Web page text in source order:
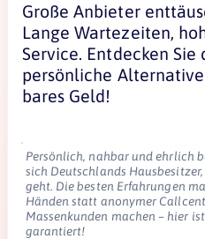
Große Anbieter
Lange Wartezeiten,
Service. Entdecken Sie
persönliche
bares Geld!
Persönlich, nahbar und ehrlich
sich Deutschlands
geht. Die besten Erfahrungen
Händen statt anonymer
Massenkunden machen – hier
garantiert!